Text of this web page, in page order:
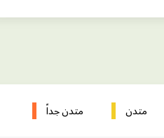
متدن متدن جداً